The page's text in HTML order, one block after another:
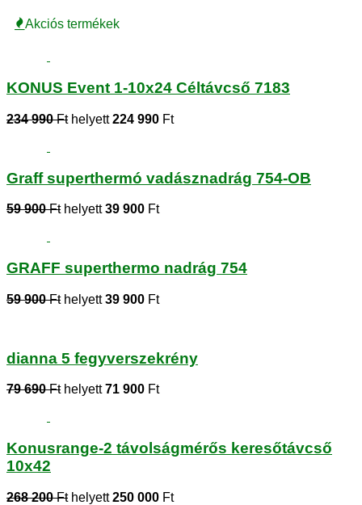
Akciós termékek
KONUS Event 1-10x24 Céltávcső 7183
234 990 Fthelyett224 990 Ft
Graff superthermó vadásznadrág 754-OB
59 900 Fthelyett39 900 Ft
GRAFF superthermo nadrág 754
59 900 Fthelyett39 900 Ft
dianna 5 fegyverszekrény
79 690 Fthelyett71 900 Ft
Konusrange-2 távolságmérős keresőtávcső
10x42
268 200 Fthelyett250 000 Ft